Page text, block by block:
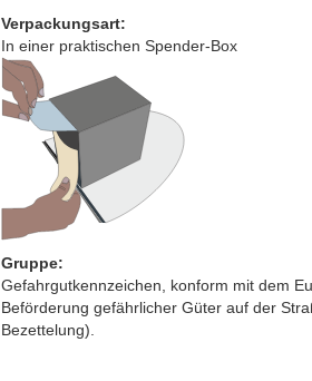
Verpackungsart:
In einer praktischen Spender-Box
Gruppe:
Gefahrgutkennzeichen, konform mit dem
Beförderung gefährlicher Güter auf der
Bezettelung).